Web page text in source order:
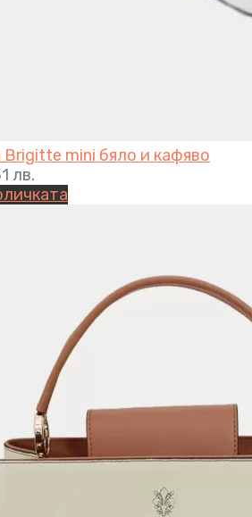
Brigitte mini бяло и кафяво
лв.